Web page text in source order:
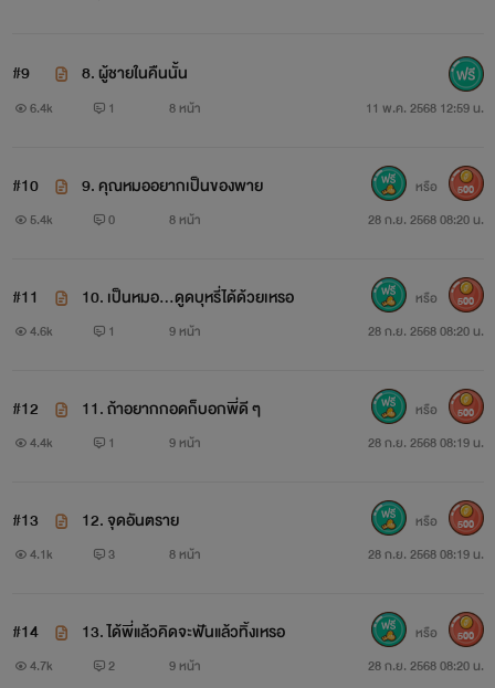
#9 8. ผู้ชายในคืนนั้น
6.4k 1 8 หน้า 11 พ.ค. 2568 12:59 น.
#10 9. คุณหมออยากเป็นของพาย
5.4k 0 8 หน้า 28 ก.ย. 2568 08:20 น.
หรือ 500
#11 10. เป็นหมอ...ดูดบุหรี่ได้ด้วยเหรอ
4.6k 1 9 หน้า 28 ก.ย. 2568 08:20 น.
หรือ 500
#12 11. ถ้าอยากกอดก็บอกพี่ดี ๆ
4.4k 1 9 หน้า 28 ก.ย. 2568 08:19 น.
หรือ 500
#13 12. จุดอันตราย
4.1k 3 8 หน้า 28 ก.ย. 2568 08:19 น.
หรือ 500
#14 13. ได้พี่แล้วคิดจะฟันแล้วทิ้งเหรอ
4.7k 2 9 หน้า 28 ก.ย. 2568 08:20 น.
หรือ 500